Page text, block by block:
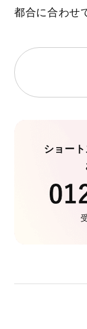
都合に合わせ
ショー